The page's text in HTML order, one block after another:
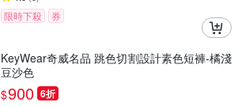
限時下殺 券
KeyWear奇威名品 跳色切割設計素色短褲-橘淺
豆沙色
$900 6折